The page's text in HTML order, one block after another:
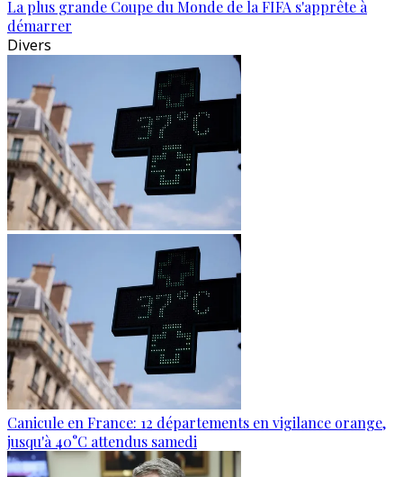
La plus grande Coupe du Monde de la FIFA s'apprête à
démarrer
Divers
Canicule en France: 12 départements en vigilance orange,
jusqu'à 40°C attendus samedi